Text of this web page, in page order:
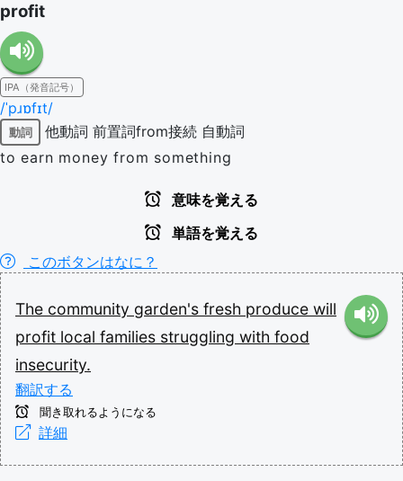
profit
IPA（発音記号）
/ˈpɹɒfɪt/
動詞 他動詞 前置詞from接続 自動詞
to earn money from something
意味を覚える
単語を覚える
このボタンはなに？
The community garden's fresh produce will
profit local families struggling with food
insecurity.
翻訳する
聞き取れるようになる
詳細